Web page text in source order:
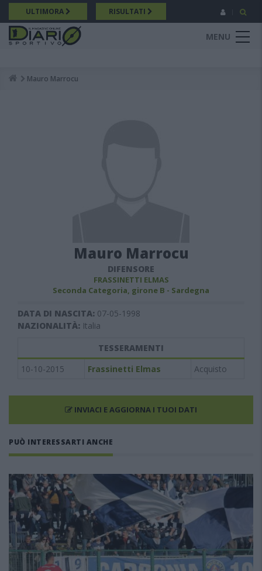
Salta
al
contenuto
principale
ULTIMORA RISULTATI
MENU
Breadcrumb
Mauro Marrocu
Mauro Marrocu
DIFENSORE
FRASSINETTI ELMAS
Seconda Categoria, girone B - Sardegna
DATA DI NASCITA: 07-05-1998
NAZIONALITÀ: Italia
TESSERAMENTI
10-10-2015
Frassinetti Elmas Acquisto
INVIACI E AGGIORNA I TUOI DATI
PUÒ INTERESSARTI ANCHE